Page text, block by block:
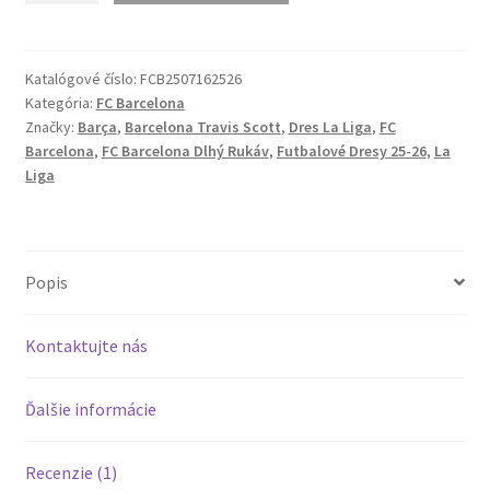
Hosťovský
dres
zlatej
farbe
Dlhý
Katalógové číslo: FCB2507162526
Kategória: FC Barcelona
Značky: Barça, Barcelona Travis Scott, Dres La Liga, FC
Barcelona, FC Barcelona Dlhý Rukáv, Futbalové Dresy 25-26, La
Liga
Popis
Kontaktujte nás
Ďalšie informácie
Recenzie (1)